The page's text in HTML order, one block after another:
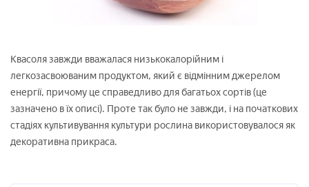
Квасоля завжди вважалася низькокалорійним і
легкозасвоюваним продуктом, який є відмінним джерелом
енергії, причому це справедливо для багатьох сортів (це
зазначено в їх описі). Проте так було не завжди, і на початкових
стадіях культивування культури рослина використовувалося як
декоративна прикраса.